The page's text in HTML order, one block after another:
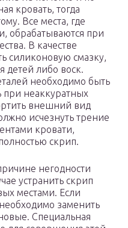
кровать, тогда
Все места, где
обрабатываются при
В качестве
силиконовую смазку,
детей либо воск.
необходимо быть
неаккуратных
внешний вид
исчезнуть трение
кровати,
скрип.
негодности
устранить скрип
местами. Если
заменить
Специальная